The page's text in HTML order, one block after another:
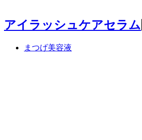
アイラッシュケアセラム
まつげ美容液